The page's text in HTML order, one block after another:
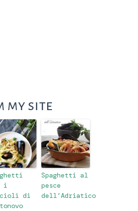
my site
i
di
Spaghetti al
pesce
dell’Adriatico